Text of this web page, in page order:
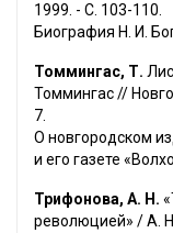
1999. - С. 103-110.
Биография Н. И.
Томмингас, Т.
Томмингас //
7.
О новгородском
и его газете
Трифонова, А. Н.
революцией» / А.